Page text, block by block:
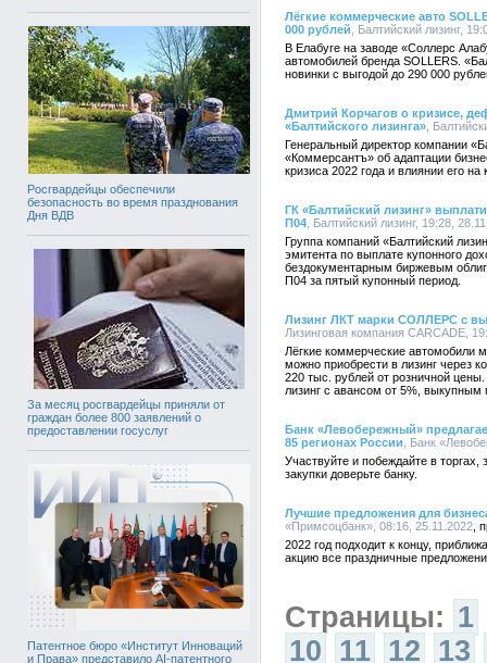
Росгвардейцы обеспечили
безопасность во время празднования
Дня ВДВ
За месяц росгвардейцы приняли от
граждан более 800 заявлений о
предоставлении госуслуг
Патентное бюро «Институт Инноваций
и Права» представило AI-патентного
Лёгкие коммерческие авто
000 рублей , Балтийский лизинг,
В Елабуге на заводе «Соллерс
автомобилей бренда SOLLERS.
новинки с выгодой до 290 000
Дмитрий Корчагов о кризисе,
«Балтийского лизинга» ,
Генеральный директор компании
«Коммерсантъ» об адаптации
кризиса 2022 года и влиянии его на
ГК «Балтийский лизинг»
П04 , Балтийский лизинг, 19:28,
Группа компаний «Балтийский
эмитента по выплате купонного
бездокументарным биржевым
П04 за пятый купонный период.
Лизинг ЛКТ марки СОЛЛЕРС с
Лизинговая компания CARCADE,
Лёгкие коммерческие автомобили
можно приобрести в лизинг через
220 тыс. рублей от розничной
лизинг с авансом от 5%,
Банк «Левобережный»
85 регионах России , Банк
Участвуйте и побеждайте в
закупки доверьте банку.
Лучшие предложения для
«Примсоцбанк», 08:16, 25.11.2022
2022 год подходит к концу,
акцию все праздничные
Страницы: 1
10 11 12 13